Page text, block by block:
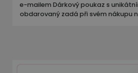
e-mailem Dárkový poukaz s
obdarovaný zadá při svém nákupu